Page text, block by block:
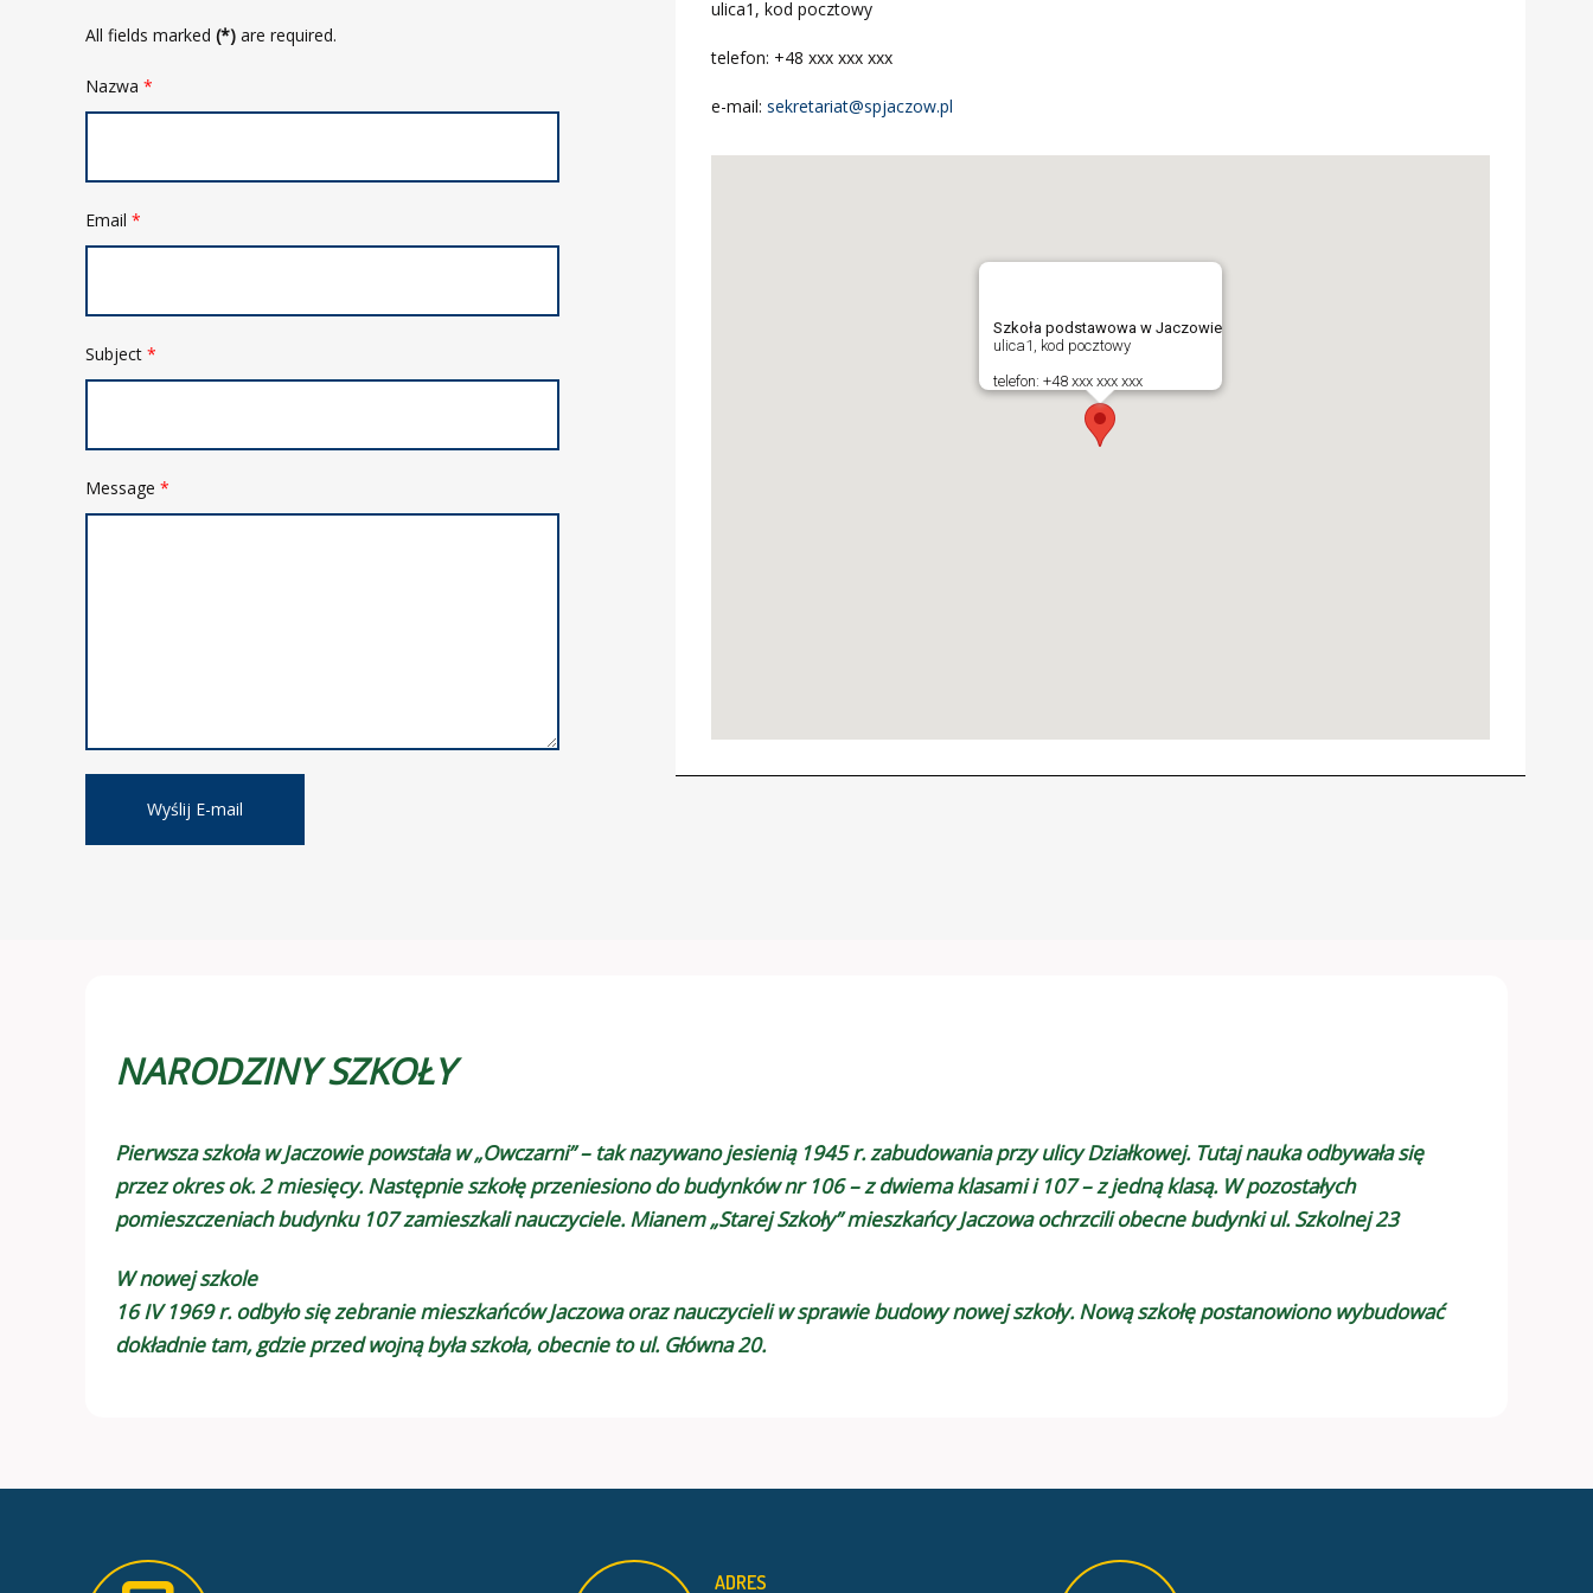
All fields marked (*) are required.
Nazwa *
Email *
Subject *
Message *
ulica1, kod pocztowy
telefon: +48 xxx xxx xxx
e-mail: sekretariat@spjaczow.pl
Szkoła podstawowa w Jaczowie
ulica1, kod pocztowy
telefon: +48 xxx xxx xxx
NARODZINY SZKOŁY
Pierwsza szkoła w Jaczowie powstała w „Owczarni” – tak nazywano jesienią 1945 r. zabudowania przy ulicy Działkowej. Tutaj nauka odbywała się
przez okres ok. 2 miesięcy. Następnie szkołę przeniesiono do budynków nr 106 – z dwiema klasami i 107 – z jedną klasą. W pozostałych
pomieszczeniach budynku 107 zamieszkali nauczyciele. Mianem „Starej Szkoły” mieszkańcy Jaczowa ochrzcili obecne budynki ul. Szkolnej 23
W nowej szkole
16 IV 1969 r. odbyło się zebranie mieszkańców Jaczowa oraz nauczycieli w sprawie budowy nowej szkoły. Nową szkołę postanowiono wybudować
dokładnie tam, gdzie przed wojną była szkoła, obecnie to ul. Główna 20.
ADRES